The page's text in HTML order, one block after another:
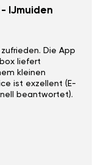
IJmuiden
Die App
liefert
kleinen
ist exzellent (E-
beantwortet).